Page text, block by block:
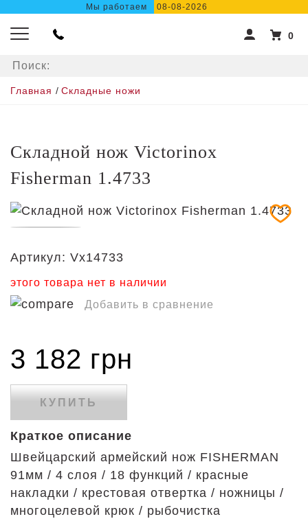
Мы работаем 08-08-2026
0
Главная / Складные ножи
Складной нож Victorinox
Fisherman 1.4733
Артикул: Vx14733
этого товара нет в наличии
Добавить в сравнение
3 182 грн
КУПИТЬ
Краткое описание
Швейцарский армейский нож FISHERMAN
91мм / 4 слоя / 18 функций / красные
накладки / крестовая отвертка / ножницы /
многоцелевой крюк / рыбочистка